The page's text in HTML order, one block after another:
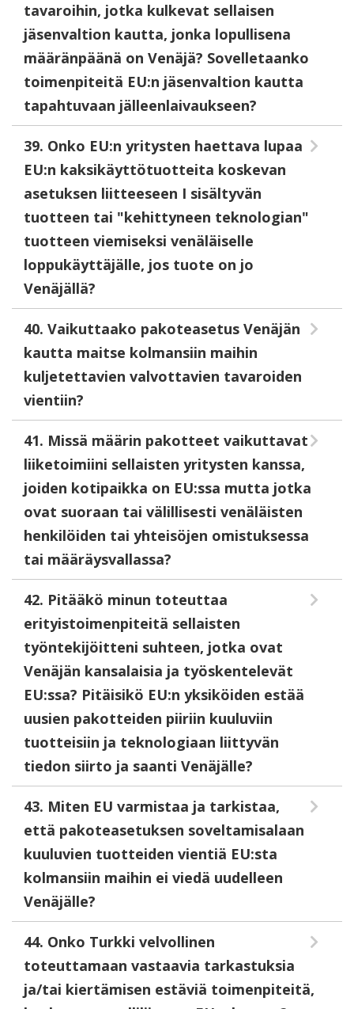
tavaroihin, jotka kulkevat sellaisen
jäsenvaltion kautta, jonka lopullisena
määränpäänä on Venäjä? Sovelletaanko
toimenpiteitä EU:n jäsenvaltion kautta
tapahtuvaan jälleenlaivaukseen?
39. Onko EU:n yritysten haettava lupaa
EU:n kaksikäyttötuotteita koskevan
asetuksen liitteeseen I sisältyvän
tuotteen tai "kehittyneen teknologian"
tuotteen viemiseksi venäläiselle
loppukäyttäjälle, jos tuote on jo
Venäjällä?
40. Vaikuttaako pakoteasetus Venäjän
kautta maitse kolmansiin maihin
kuljetettavien valvottavien tavaroiden
vientiin?
41. Missä määrin pakotteet vaikuttavat
liiketoimiini sellaisten yritysten kanssa,
joiden kotipaikka on EU:ssa mutta jotka
ovat suoraan tai välillisesti venäläisten
henkilöiden tai yhteisöjen omistuksessa
tai määräysvallassa?
42. Pitääkö minun toteuttaa
erityistoimenpiteitä sellaisten
työntekijöitteni suhteen, jotka ovat
Venäjän kansalaisia ja työskentelevät
EU:ssa? Pitäisikö EU:n yksiköiden estää
uusien pakotteiden piiriin kuuluviin
tuotteisiin ja teknologiaan liittyvän
tiedon siirto ja saanti Venäjälle?
43. Miten EU varmistaa ja tarkistaa,
että pakoteasetuksen soveltamisalaan
kuuluvien tuotteiden vientiä EU:sta
kolmansiin maihin ei viedä uudelleen
Venäjälle?
44. Onko Turkki velvollinen
toteuttamaan vastaavia tarkastuksia
ja/tai kiertämisen estäviä toimenpiteitä,